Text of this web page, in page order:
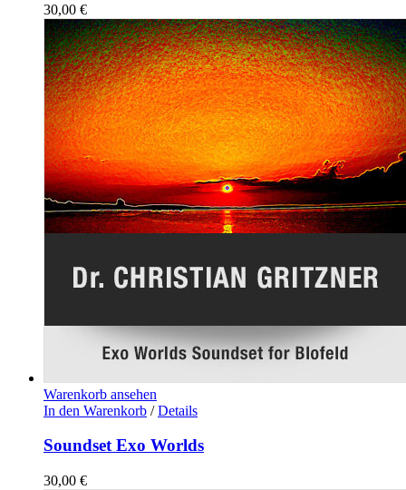
30,00 €
Warenkorb ansehen
In den Warenkorb / Details
Soundset Exo Worlds
30,00 €